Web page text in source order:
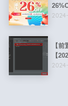
【
【